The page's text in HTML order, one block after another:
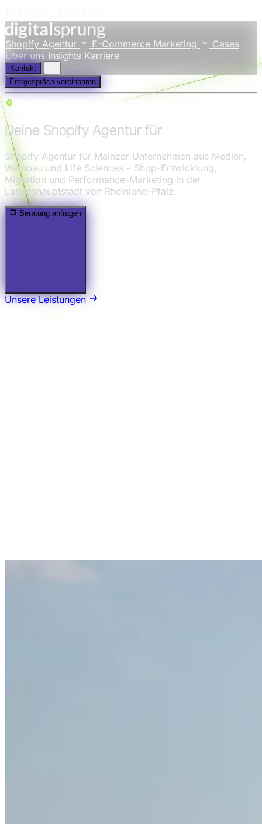
Shopify Agentur E-Commerce Marketing
Cases
Über uns Insights Karriere
Kontakt
Erstgespräch vereinbaren
Deine Shopify Agentur für
Shopify Agentur für Mainzer Unternehmen aus Medien,
Weinbau und Life Sciences – Shop-Entwicklung,
Migration und Performance-Marketing in der
Landeshauptstadt von Rheinland-Pfalz.
Beratung anfragen
Unsere Leistungen